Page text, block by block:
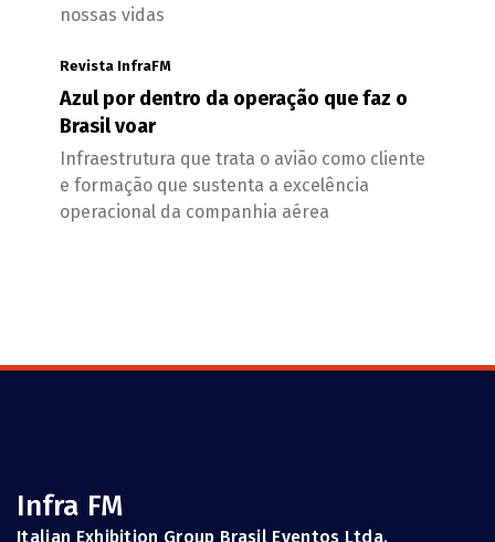
nossas vidas
Revista InfraFM
Azul por dentro da operação que faz o
Brasil voar
Infraestrutura que trata o avião como cliente
e formação que sustenta a excelência
operacional da companhia aérea
Infra FM
Italian Exhibition Group Brasil Eventos Ltda.